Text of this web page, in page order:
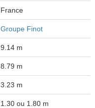
France
Groupe Finot
9.14 m
8.79 m
3.23 m
1.30 ou 1.80 m